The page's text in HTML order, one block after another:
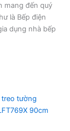
mang đến quý
là Bếp điện
dụng nhà bếp
treo tường
90cm